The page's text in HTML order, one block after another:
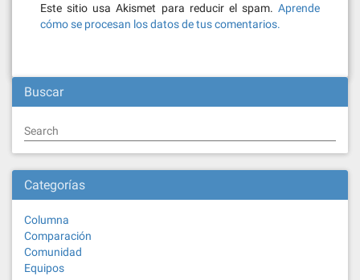
Este sitio usa Akismet para reducir el spam. Aprende
cómo se procesan los datos de tus comentarios.
Buscar
Search
Categorías
Columna
Comparación
Comunidad
Equipos